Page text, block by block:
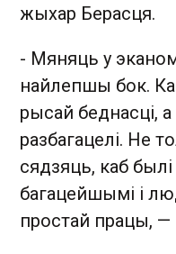
жыхар Берасця.
- Мяняць у
найлепшы бок.
рысай беднасці,
разбагацелі. Не
сядзяць, каб
багацейшымі і
простай працы, —